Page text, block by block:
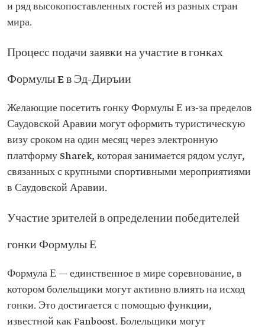
и ряд высокопоставленных гостей из разных стран
мира.
Процесс подачи заявки на участие в гонках
Формулы E в Эд-Диръии
Желающие посетить гонку Формулы Е из-за пределов
Саудовской Аравии могут оформить туристическую
визу сроком на один месяц через электронную
платформу Sharek, которая занимается рядом услуг,
связанных с крупными спортивными мероприятиями
в Саудовской Аравии.
Участие зрителей в определении победителей
гонки Формулы Е
Формула Е — единственное в мире соревнование, в
котором болельщики могут активно влиять на исход
гонки. Это достигается с помощью функции,
известной как Fanboost. Болельщики могут